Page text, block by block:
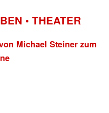
• THEATER
Michael Steiner zum